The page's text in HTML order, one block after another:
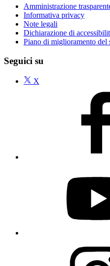
Amministrazione
Informativa privacy
Note legali
Dichiarazione di
Piano di miglioramento del
Seguici su
X